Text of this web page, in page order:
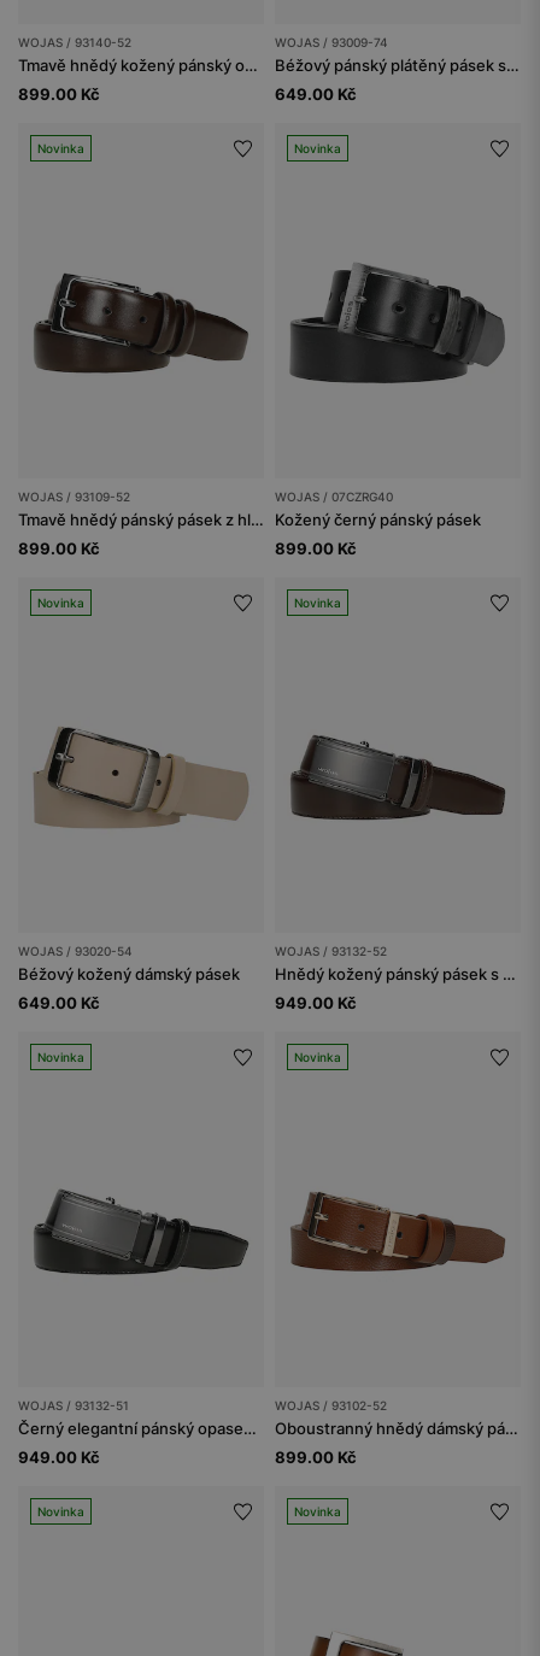
WOJAS / 93140-52
Tmavě hnědý kožený pánský opasek
899.00 Kč
WOJAS / 93009-74
Béžový pánský plátěný pásek se stříbrnou sponou
649.00 Kč
Novinka
WOJAS / 93109-52
Tmavě hnědý pánský pásek z hladké lícové kůže
899.00 Kč
Novinka
WOJAS / 07CZRG40
Kožený černý pánský pásek
899.00 Kč
Novinka
WOJAS / 93020-54
Béžový kožený dámský pásek
649.00 Kč
Novinka
WOJAS / 93132-52
Hnědý kožený pánský pásek s kovovou přezkou
949.00 Kč
Novinka
WOJAS / 93132-51
Černý elegantní pánský opasek s plnou přezkou
949.00 Kč
Novinka
WOJAS / 93102-52
Oboustranný hnědý dámský pásek z lícové kůže se zlatou sponou
899.00 Kč
Novinka Novinka